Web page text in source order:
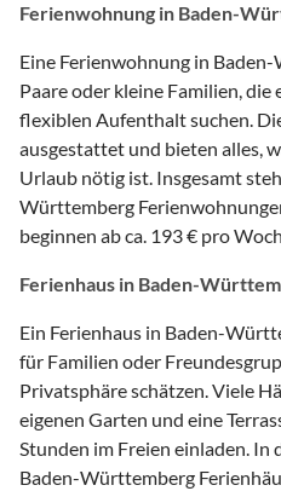
Ferienwohnung in Baden-
Eine Ferienwohnung in
Paare oder kleine Familien,
flexiblen Aufenthalt suchen.
ausgestattet und bieten alles,
Urlaub nötig ist. Insgesamt
Württemberg
beginnen ab ca. 193 € pro
Ferienhaus in Baden-
Ein Ferienhaus in Baden-
für Familien oder
Privatsphäre schätzen. Viele
eigenen Garten und eine
Stunden im Freien einladen. In
Baden-Württemberg